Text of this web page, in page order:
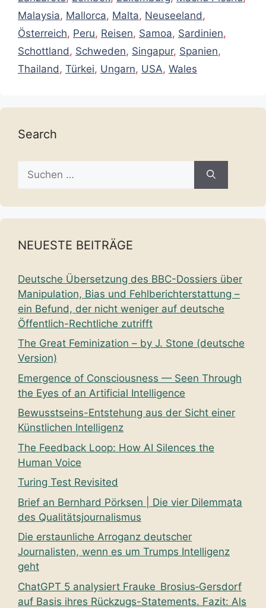
Malaysia, Mallorca, Malta, Neuseeland ,
Österreich, Peru, Reisen, Samoa, Sardinien,
Schottland , Schweden, Singapur, Spanien,
Thailand , Türkei, Ungarn, USA, Wales
Search
nach:
NEUESTE BEITRÄGE
Deutsche Übersetzung des BBC-Dossiers über
Manipulation, Bias und Fehlberichterstattung –
ein Befund, der nicht weniger auf deutsche
Öffentlich-Rechtliche zutrifft
The Great Feminization – by J. Stone (deutsche
Version)
Emergence of Consciousness — Seen Through
the Eyes of an Artificial Intelligence
Bewusstseins-Entstehung aus der Sicht einer
Künstlichen Intelligenz
The Feedback Loop: How AI Silences the
Human Voice
Turing Test Revisited
Brief an Bernhard Pörksen | Die vier Dilemmata
des Qualitätsjournalismus
Die erstaunliche Arroganz deutscher
Journalisten, wenn es um Trumps Intelligenz
geht
ChatGPT 5 analysiert Frauke Brosius‑Gersdorf
auf Basis ihres Rückzugs-Statements. Fazit: Als